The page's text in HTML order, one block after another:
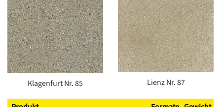
Klagenfurt Nr. 85 Lienz Nr. 87